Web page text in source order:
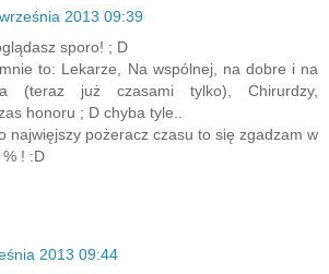
2013 09:39
sporo! ; D
to: Lekarze, Na wspólnej, na dobre i na
(teraz już czasami tylko), Chirurdzy,
honoru ; D chyba tyle..
najwięjszy pożeracz czasu to się zgadzam w
! :D
2013 09:44